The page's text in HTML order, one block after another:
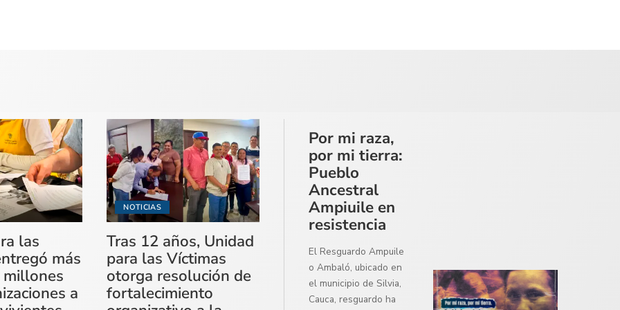
las
más
a
NOTICIAS
Tras 12 años, Unidad
para las Víctimas
otorga resolución de
fortalecimiento
Por mi raza,
por mi tierra:
Pueblo
Ancestral
Ampiuile en
resistencia
El Resguardo Ampuile
o Ambaló, ubicado en
el municipio de Silvia,
Cauca, resguardo ha